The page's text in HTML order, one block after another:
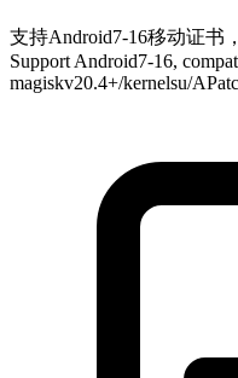
支持Android7-16移动证书
Support Android7-16,
magiskv20.4+/kernelsu/